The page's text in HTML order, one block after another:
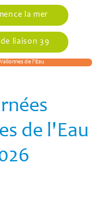
la mer
liaison 39
de l'Eau
de l'Eau